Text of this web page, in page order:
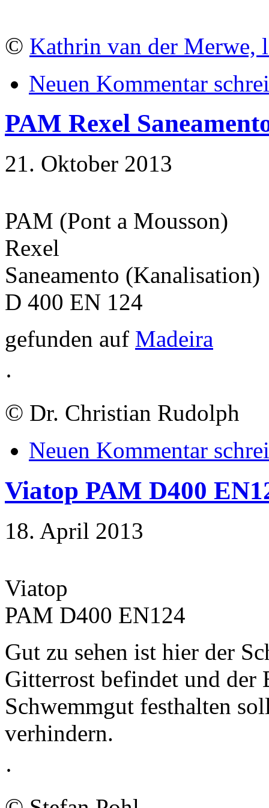
© Kathrin van der Merwe,
Neuen Kommentar
PAM Rexel
21. Oktober 2013
PAM (Pont a Mousson)
Rexel
Saneamento (Kanalisation)
D 400 EN 124
gefunden auf Madeira
·
© Dr. Christian Rudolph
Neuen Kommentar
Viatop PAM D400
18. April 2013
Viatop
PAM D400 EN124
Gut zu sehen ist hier der
Gitterrost befindet und der
Schwemmgut festhalten
verhindern.
·